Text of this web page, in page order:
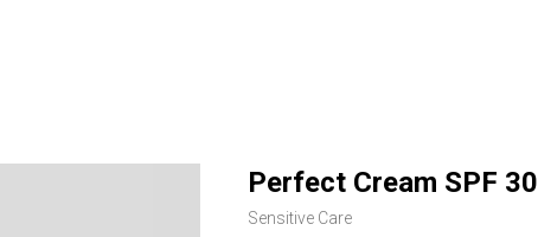
Perfect Cream SPF 30
Sensitive Care